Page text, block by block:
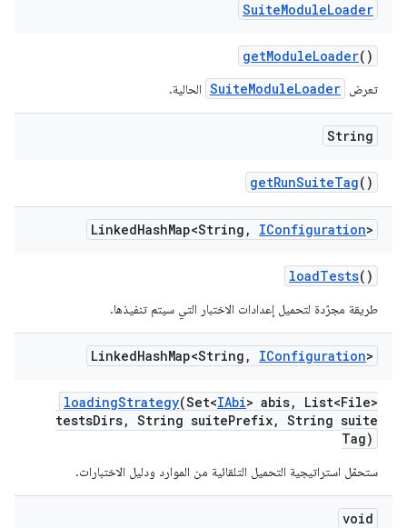
SuiteModuleLoader
getModuleLoader()
تعرض SuiteModuleLoader الحالية.
String
getRunSuiteTag()
LinkedHashMap<String , IConfiguration>
loadTests()
طريقة مجرّدة لتحميل إعدادات الاختبار التي سيتم تنفيذها.
LinkedHashMap<String , IConfiguration>
loadingStrategy(Set<IAbi> abis,
List<File>
testsDirs, String suitePrefix, String suite
Tag)
ستحمّل استراتيجية التحميل التلقائية من الموارد ودليل الاختبارات.
void